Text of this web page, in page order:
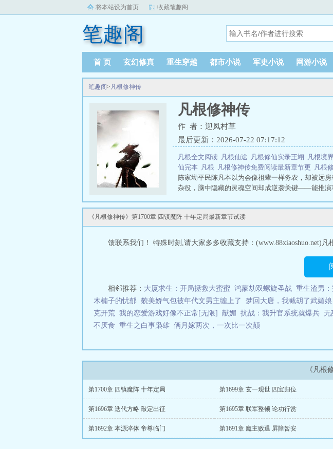
将本站设为首页 收藏笔趣阁
笔趣阁
首 页 玄幻修真 重生穿越 都市小说 军史小说 网游小说
笔趣阁> 凡根修神传
凡根修神传
作 者：迎凤村草
最后更新：2026-07-22 07:17:12
凡根全文阅读 凡根仙途 凡根修仙实录王翊 凡根境
仙完本 凡根 凡根修神传免费阅读最新章节更 凡根
陈家坳平民陈凡本以为会像祖辈一样务农，却被远
杂役，脑中隐藏的灵魂空间却成逆袭关键——能推演
身法精通，更练就灵魂攻击法门。飞升仙界后，面
在丹道盛会、拍卖会、赌石中扮猪吃虎震慑宵小。
收服各族势力解决麻烦，最终从乡野小子成长为三
《凡根修神传》第1700章 四镇魔阵 十年定局最新章节试读
馈联系我们！ 特殊时刻,请大家多多收藏支持：(www.88xiaoshuo.net)
相邻推荐： 大厦求生：开局拯救大蜜蜜 鸿蒙劫双螺旋圣战 重生渣男
木楠子的忧郁 貌美娇气包被年代文男主缠上了 梦回大唐，我截胡了武媚娘
克开荒 我的恋爱游戏好像不正常[无限] 献媚 抗战：我升官系统就爆兵 无
不厌食 重生之白事枭雄 俩月嫁两次，一次比一次颠
《凡根
第1700章 四镇魔阵 十年定局 第1699章 玄一现世 四宝归位
第1696章 迭代方略 敲定出征 第1695章 联军整顿 论功行赏
第1692章 本源淬体 帝尊临门 第1691章 魔主败退 屏障暂安